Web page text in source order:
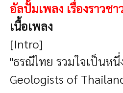
อัลปั้มเพลง เรื่องราวช
เนื้อเพลง
[Intro]
"ธรณีไทย รวมใจเป็นหนึ่
Geologists of